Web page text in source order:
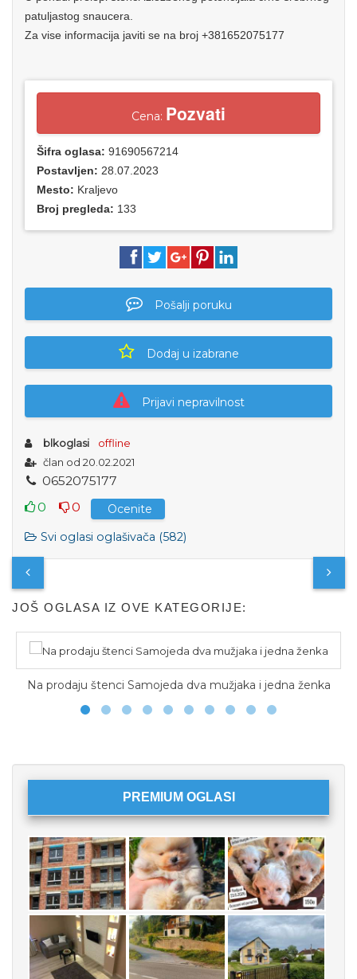
patuljastog snaucera.
Za vise informacija javiti se na broj +381652075177
Cena: Pozvati
Šifra oglasa: 91690567214
Postavljen: 28.07.2023
Mesto: Kraljevo
Broj pregleda: 133
Pošalji poruku
Dodaj u izabrane
Prijavi nepravilnost
blkoglasi
offline
član od 20.02.2021
0652075177
0
0
Ocenite
Svi oglasi oglašivača (582)
JOŠ OGLASA IZ OVE KATEGORIJE:
Na prodaju štenci Samojeda dva mužjaka i jedna ženka
PREMIUM OGLASI